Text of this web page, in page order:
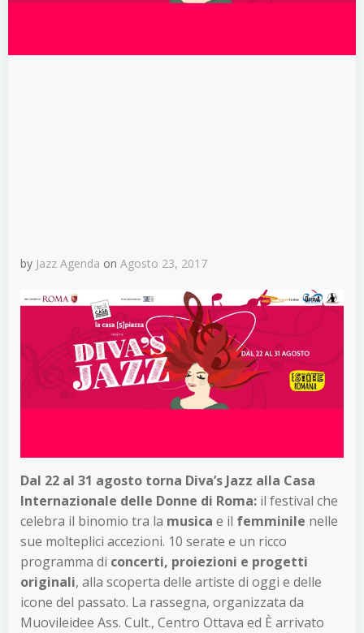
by Jazz Agenda on Agosto 23, 2017
Dal 22 al 31 agosto torna Diva’s Jazz alla Casa
Internazionale delle Donne di Roma: il festival che
celebra il binomio tra la musica e il femminile nelle
sue molteplici accezioni. 10 serate e un ricco
programma di concerti, proiezioni e progetti
originali, alla scoperta delle artiste di oggi e delle
icone del passato. La rassegna, organizzata da
Muovileidee Ass. Cult., Centro Ottava ed È arrivato